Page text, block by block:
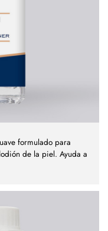
formulado para
de la piel. Ayuda a